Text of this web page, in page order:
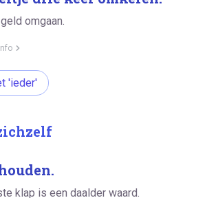
omgaan.
'ieder'
klap is een daalder waard.